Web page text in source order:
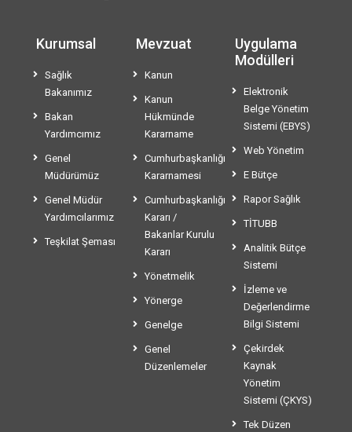
Kurumsal
Sağlık
Bakanımız
Bakan
Yardımcımız
Genel
Müdürümüz
Genel Müdür
Yardımcılarımız
Teşkilat Şeması
Mevzuat
Kanun
Kanun
Hükmünde
Kararname
Cumhurbaşkanlığı
Kararnamesi
Cumhurbaşkanlığı
Kararı /
Bakanlar Kurulu
Kararı
Yönetmelik
Yönerge
Genelge
Genel
Düzenlemeler
Uygulama
Modülleri
Elektronik
Belge Yönetim
Sistemi (EBYS)
Web Yönetim
E Bütçe
Rapor Sağlık
TİTUBB
Analitik Bütçe
Sistemi
İzleme ve
Değerlendirme
Bilgi Sistemi
Çekirdek
Kaynak
Yönetim
Sistemi (ÇKYS)
Tek Düzen